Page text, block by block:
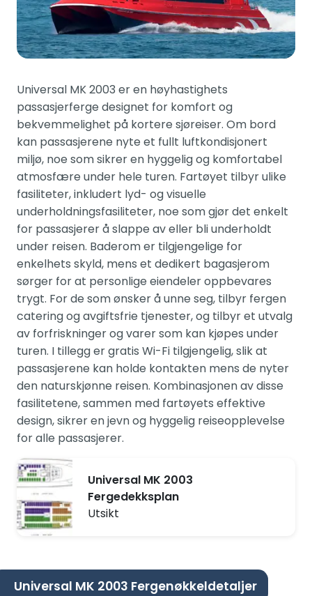
Universal MK 2003 er en høyhastighets
passasjerferge designet for komfort og
bekvemmelighet på kortere sjøreiser. Om bord
kan passasjerene nyte et fullt luftkondisjonert
miljø, noe som sikrer en hyggelig og komfortabel
atmosfære under hele turen. Fartøyet tilbyr ulike
fasiliteter, inkludert lyd- og visuelle
underholdningsfasiliteter, noe som gjør det enkelt
for passasjerer å slappe av eller bli underholdt
under reisen. Baderom er tilgjengelige for
enkelhets skyld, mens et dedikert bagasjerom
sørger for at personlige eiendeler oppbevares
trygt. For de som ønsker å unne seg, tilbyr fergen
catering og avgiftsfrie tjenester, og tilbyr et utvalg
av forfriskninger og varer som kan kjøpes under
turen. I tillegg er gratis Wi-Fi tilgjengelig, slik at
passasjerene kan holde kontakten mens de nyter
den naturskjønne reisen. Kombinasjonen av disse
fasilitetene, sammen med fartøyets effektive
design, sikrer en jevn og hyggelig reiseopplevelse
for alle passasjerer.
Universal MK 2003
Fergedekksplan
Utsikt
Universal MK 2003 Fergenøkkeldetaljer